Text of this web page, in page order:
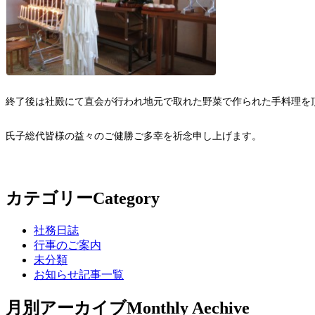
終了後は社殿にて直会が行われ地元で取れた野菜で作られた手料理を
氏子総代皆様の益々のご健勝ご多幸を祈念申し上げます。
カテゴリーCategory
社務日誌
行事のご案内
未分類
お知らせ記事一覧
月別アーカイブMonthly Aechive